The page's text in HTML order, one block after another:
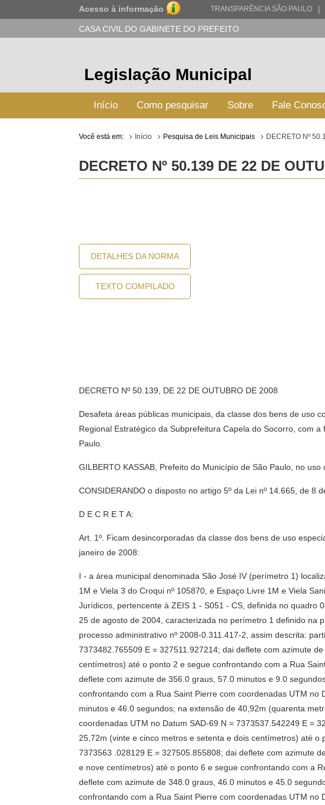
Acesso à informação TRANSPARÊNCIA SÃO PAULO |
CASA CIVIL DO GABINETE DO PREFEITO
Legislação Municipal
Início Como pesquisar Sobre Fale
Você está em: Início Pesquisa de Leis Municipais DECRETO Nº
DECRETO Nº 50.139 DE 22 DE
DETALHES DA NORMA
TEXTO COMPILADO
DECRETO Nº 50.139, DE 22 DE OUTUBRO DE 2008
Desafeta áreas públicas municipais, da classe dos bens de uso
Regional Estratégico da Subprefeitura Capela do Socorro, com
Paulo.
GILBERTO KASSAB, Prefeito do Município de São Paulo, no
CONSIDERANDO o disposto no artigo 5º da Lei nº 14.665, de 8
D E C R E T A:
Art. 1º. Ficam desincorporadas da classe dos bens de uso
janeiro de 2008:
I - a área municipal denominada São José IV (perímetro 1)
1M e Viela 3 do Croqui nº 105870, e Espaço Livre 1M e Viela
Jurídicos, pertencente à ZEIS 1 - S051 - CS, definida no quadro
25 de agosto de 2004, caracterizada no perímetro 1 definido na
processo administrativo nº 2008-0.311.417-2, assim descrita:
7373482.765509 E = 327511.927214; dai deflete com azimute
centímetros) até o ponto 2 e segue confrontando com a Rua
deflete com azimute de 356.0 graus, 57.0 minutos e 9.0
confrontando com a Rua Saint Pierre com coordenadas UTM
minutos e 46.0 segundos; na extensão de 40,92m (quarenta
coordenadas UTM no Datum SAD-69 N = 7373537.542249 E =
25,72m (vinte e cinco metros e setenta e dois centímetros) até
7373563 .028129 E = 327505.855808; dai deflete com azimute
e nove centímetros) até o ponto 6 e segue confrontando com a
deflete com azimute de 348.0 graus, 46.0 minutos e 45.0
confrontando com a Rua Saint Pierre com coordenadas UTM